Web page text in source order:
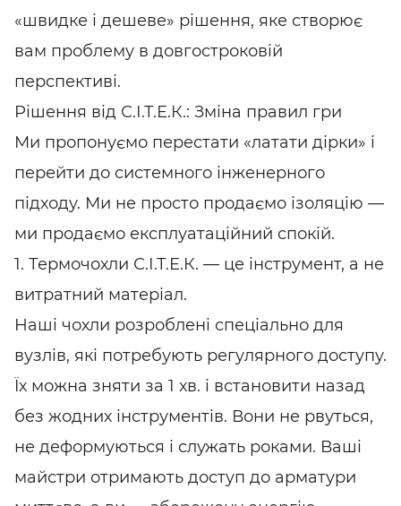
«швидке і дешеве» рішення, яке створює
вам проблему в довгостроковій
перспективі.
Рішення від С.І.Т.Е.К.: Зміна правил гри
Ми пропонуємо перестати «латати дірки» і
перейти до системного інженерного
підходу. Ми не просто продаємо ізоляцію —
ми продаємо експлуатаційний спокій.
1. Термочохли С.І.Т.Е.К. — це інструмент, а не
витратний матеріал.
Наші чохли розроблені спеціально для
вузлів, які потребують регулярного доступу.
Їх можна зняти за 1 хв. і встановити назад
без жодних інструментів. Вони не рвуться,
не деформуються і служать роками. Ваші
майстри отримають доступ до арматури